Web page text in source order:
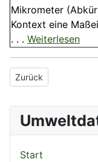
Mikrometer
Kontext eine
. . . Weiterlesen
Vorheriger Beitrag:
Zurück
Start